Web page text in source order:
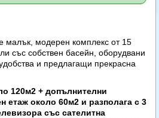
малък, модерен комплекс от 15
със собствен басейн, оборудвани
и предлагащи прекрасна
120м2 + допълнителни
етаж около 60м2 и разполага с 3
със сателитна